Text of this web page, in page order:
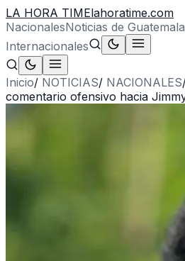
LA HORA TIMElahoratime.com
NacionalesNoticias de Guatemala
Internacionales
Inicio/ NOTICIAS/ NACIONALES
comentario ofensivo hacia